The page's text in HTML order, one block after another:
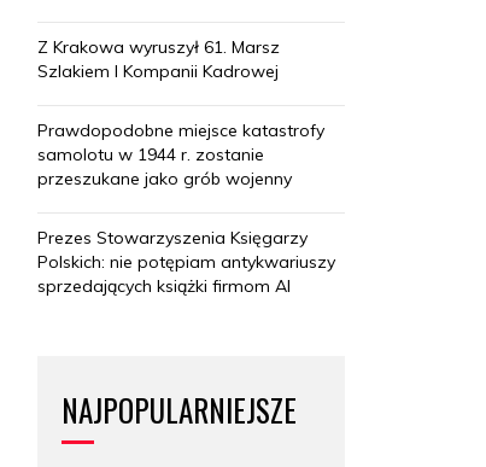
Z Krakowa wyruszył 61. Marsz
Szlakiem I Kompanii Kadrowej
Prawdopodobne miejsce katastrofy
samolotu w 1944 r. zostanie
przeszukane jako grób wojenny
Prezes Stowarzyszenia Księgarzy
Polskich: nie potępiam antykwariuszy
sprzedających książki firmom AI
NAJPOPULARNIEJSZE